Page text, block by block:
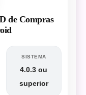
de Compras
SISTEMA
4.0.3 ou
superior